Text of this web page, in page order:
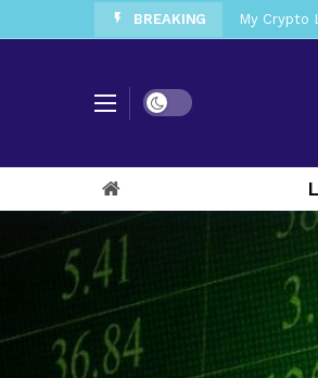
BREAKING My Crypto
My
My
My
My
My
My
Dark mode